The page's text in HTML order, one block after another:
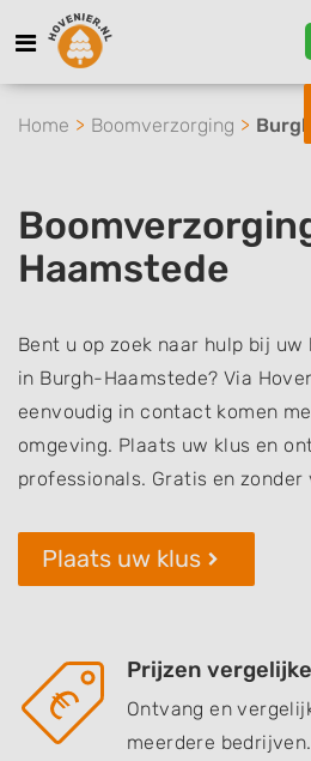
Home Boomverzorging
Haamstede
Bent u op zoek naar hulp bij
in Burgh-Haamstede? Via
eenvoudig in contact komen
omgeving. Plaats uw klus en
professionals. Gratis en
Plaats uw klus
Prijzen
Ontvang en
meerdere bedrijven.